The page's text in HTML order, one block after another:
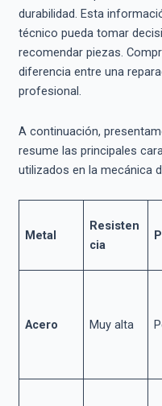
durabilidad. Esta
técnico pueda tomar
recomendar piezas.
diferencia entre una
profesional.
A continuación,
resume las principales
utilizados en la mecánica
Metal
Resisten
cia
Acero Muy alta